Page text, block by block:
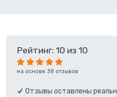
Рейтинг: 10 из 10
на основе 38 отзывов
Отзывы оставлены